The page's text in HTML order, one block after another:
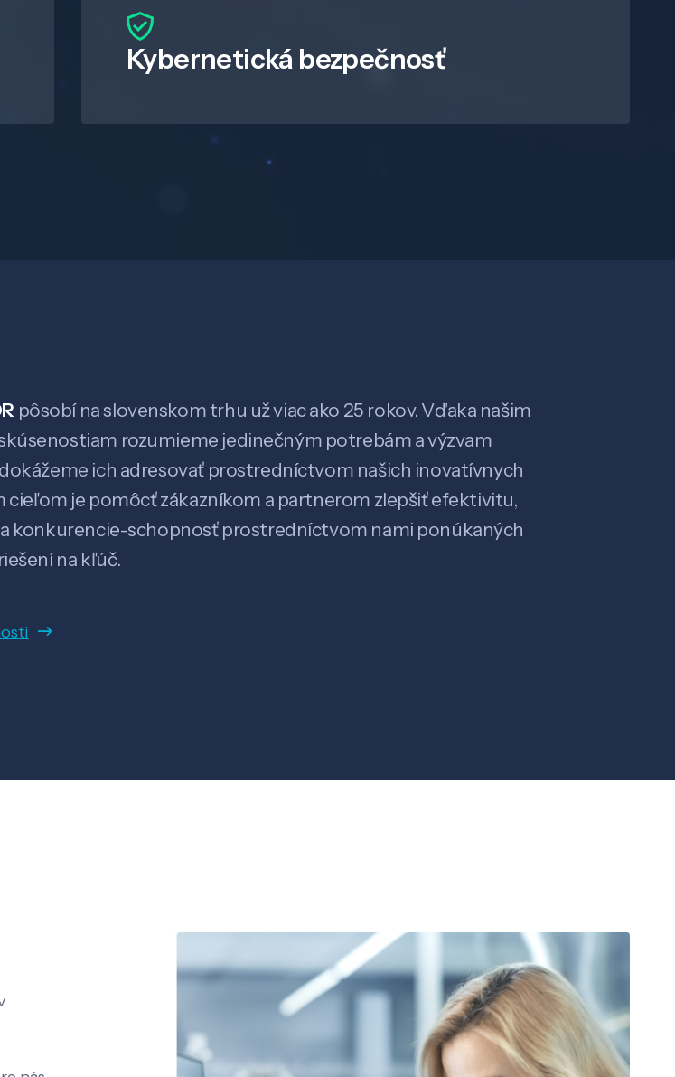
Kybernetická bezpečnosť
pôsobí na slovenskom trhu už viac ako 25 rokov. Vďaka našim
rozumieme jedinečným potrebám a výzvam
ich adresovať prostredníctvom našich inovatívnych
cieľom je pomôcť zákazníkom a partnerom zlepšiť efektivitu,
konkurencie-schopnosť prostredníctvom nami ponúkaných
na kľúč.